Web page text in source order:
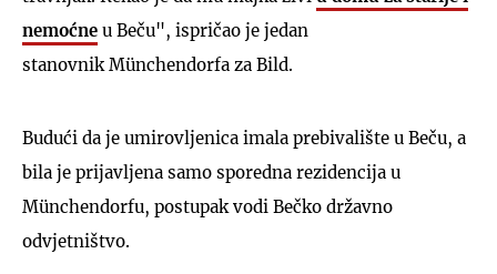
nemoćne u Beču", ispričao je jedan
stanovnik Münchendorfa za Bild.
Budući da je umirovljenica imala prebivalište u Beču, a
bila je prijavljena samo sporedna rezidencija u
Münchendorfu, postupak vodi Bečko državno
odvjetništvo.